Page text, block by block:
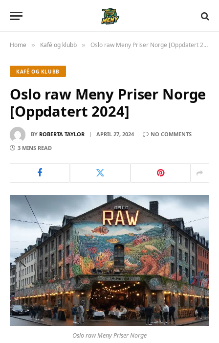
Home » Kafé og klubb » Oslo raw Meny Priser Norge [Oppdatert 2024]
KAFÉ OG KLUBB
Oslo raw Meny Priser Norge
[Oppdatert 2024]
BY ROBERTA TAYLOR APRIL 27, 2024
NO COMMENTS
3 MINS READ
Oslo raw Meny Priser Norge